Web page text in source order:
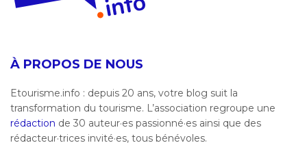
À PROPOS DE NOUS
Etourisme.info : depuis 20 ans, votre blog suit la
transformation du tourisme. L’association regroupe une
rédaction de 30 auteur·es passionné·es ainsi que des
rédacteur·trices invité·es, tous bénévoles.